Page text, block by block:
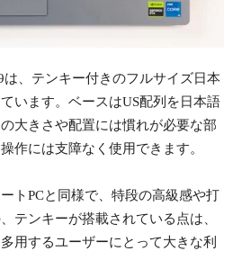
は、テンキー付きのフルサイズ日本
います。ベースはUS配列を日本語
大きさや配置には慣れが必要な部
作には支障なく使用できます。
トPCと同様で、特段の高級感や打
テンキーが搭載されている点は、
用するユーザーにとって大きな利